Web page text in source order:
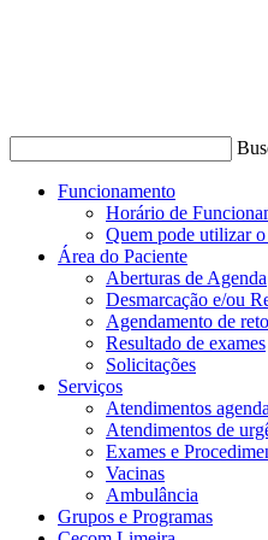
Funcionamento
Horário de
Quem pode utilizar
Área do Paciente
Aberturas de Agenda
Desmarcação e/ou
Agendamento de
Resultado de exames
Solicitações
Serviços
Atendimentos
Atendimentos de
Exames e
Vacinas
Ambulância
Grupos e Programas